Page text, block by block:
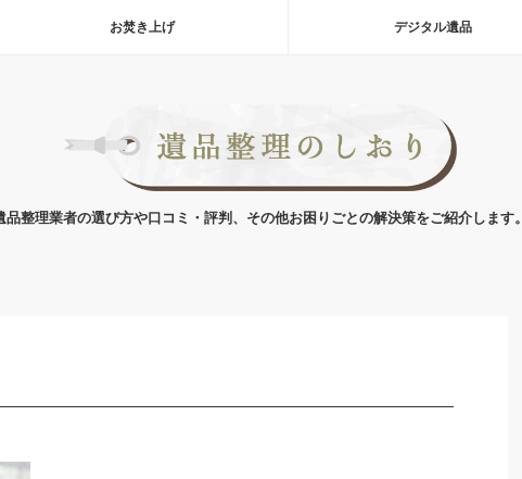
お焚き上げ デジタル遺品
品整理業者の選び方や口コミ・評判、その他お困りごとの解決策をご紹介します。